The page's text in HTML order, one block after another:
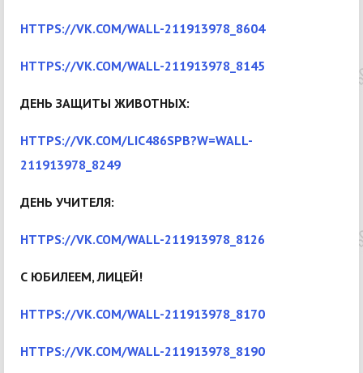
HTTPS://VK.COM/WALL-211913978_8604
HTTPS://VK.COM/WALL-211913978_8145
ДЕНЬ ЗАЩИТЫ ЖИВОТНЫХ:
HTTPS://VK.COM/LIC486SPB?W=WALL-
211913978_8249
ДЕНЬ УЧИТЕЛЯ:
HTTPS://VK.COM/WALL-211913978_8126
С ЮБИЛЕЕМ, ЛИЦЕЙ!
HTTPS://VK.COM/WALL-211913978_8170
HTTPS://VK.COM/WALL-211913978_8190